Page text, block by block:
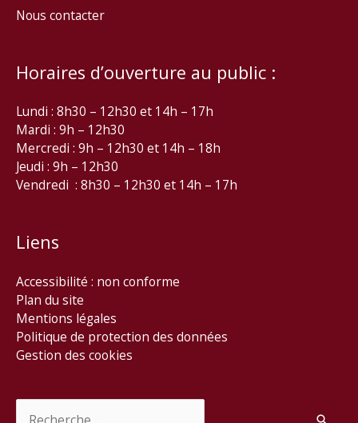
Nous contacter
Horaires d’ouverture au public :
Lundi : 8h30 – 12h30 et 14h – 17h
Mardi : 9h – 12h30
Mercredi : 9h – 12h30 et 14h – 18h
Jeudi : 9h – 12h30
Vendredi : 8h30 – 12h30 et 14h – 17h
Liens
Accessibilité : non conforme
Plan du site
Mentions légales
Politique de protection des données
Gestion des cookies